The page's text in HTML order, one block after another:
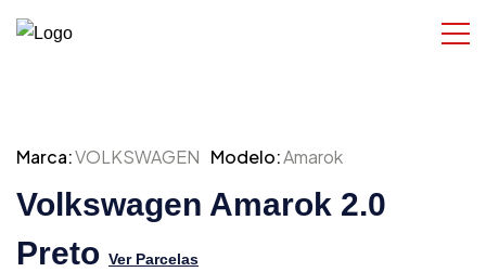
Marca:VOLKSWAGEN Modelo:Amarok
Volkswagen Amarok 2.0
Preto Ver Parcelas